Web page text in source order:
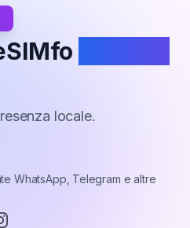
locale.
WhatsApp, Telegram e altre